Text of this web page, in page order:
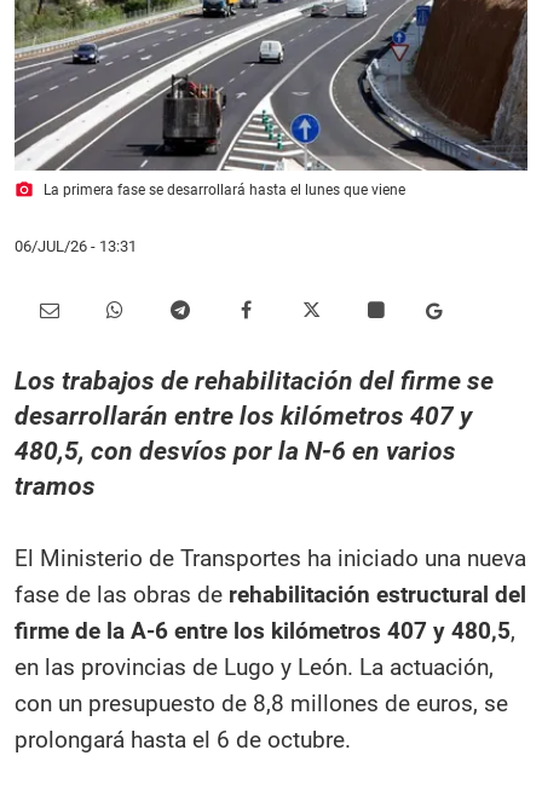
photo_camera La primera fase se desarrollará hasta el lunes que viene
06/JUL/26 - 13:31
Los trabajos de rehabilitación del firme se
desarrollarán entre los kilómetros 407 y
480,5, con desvíos por la N-6 en varios
tramos
El Ministerio de Transportes ha iniciado una nueva
fase de las obras de rehabilitación estructural del
firme de la A-6 entre los kilómetros 407 y 480,5,
en las provincias de Lugo y León. La actuación,
con un presupuesto de 8,8 millones de euros, se
prolongará hasta el 6 de octubre.